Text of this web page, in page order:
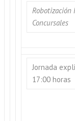
Robotización
Concursales
Jornada
17:00 horas